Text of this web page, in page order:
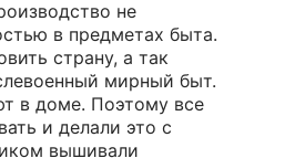
не
в предметах быта.
страну, а так
мирный быт.
в доме. Поэтому все
и делали это с
вышивали